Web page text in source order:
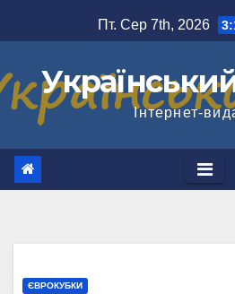
до
Пт. Сер 7th, 2026
Інтернет-
ЄВРОКУБКИ